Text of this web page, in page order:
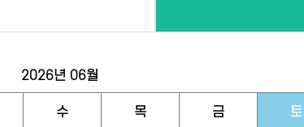
2026년 06월
수 목 금 토